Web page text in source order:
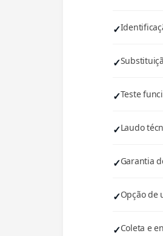
Teste
Laudo
Garantia
Opção de
Coleta e